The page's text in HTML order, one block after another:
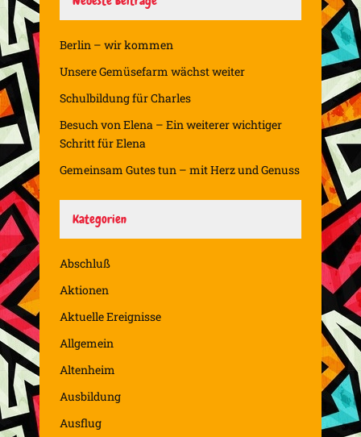
Berlin – wir kommen
Unsere Gemüsefarm wächst weiter
Schulbildung für Charles
Besuch von Elena – Ein weiterer wichtiger
Schritt für Elena
Gemeinsam Gutes tun – mit Herz und Genuss
Kategorien
Abschluß
Aktionen
Aktuelle Ereignisse
Allgemein
Altenheim
Ausbildung
Ausflug